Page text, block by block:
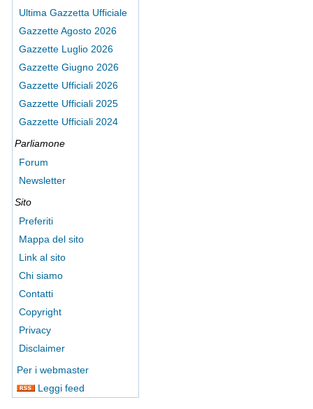
Ultima Gazzetta Ufficiale
Gazzette Agosto 2026
Gazzette Luglio 2026
Gazzette Giugno 2026
Gazzette Ufficiali 2026
Gazzette Ufficiali 2025
Gazzette Ufficiali 2024
Parliamone
Forum
Newsletter
Sito
Preferiti
Mappa del sito
Link al sito
Chi siamo
Contatti
Copyright
Privacy
Disclaimer
Per i webmaster
Leggi feed